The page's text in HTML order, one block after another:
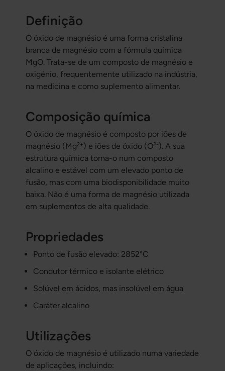
Definição
O óxido de magnésio é uma forma cristalina
branca de magnésio com a fórmula química
MgO. Trata-se de um composto de magnésio e
oxigénio, frequentemente utilizado na indústria,
na medicina e como suplemento alimentar.
Composição química
O óxido de magnésio é composto por iões de
magnésio (Mg2+ ) e iões de óxido (O2- ). A sua
estrutura química torna-o num composto
alcalino e estável com um elevado ponto de
fusão, mas com uma biodisponibilidade muito
baixa. Não é uma forma de magnésio utilizada
em suplementos de alta qualidade.
Propriedades
Ponto de fusão elevado: 2852°C
Condutor térmico e isolante elétrico
Solúvel em ácidos, mas insolúvel em água
Caráter alcalino
Utilizações
O óxido de magnésio é utilizado numa variedade
de aplicações, incluindo: